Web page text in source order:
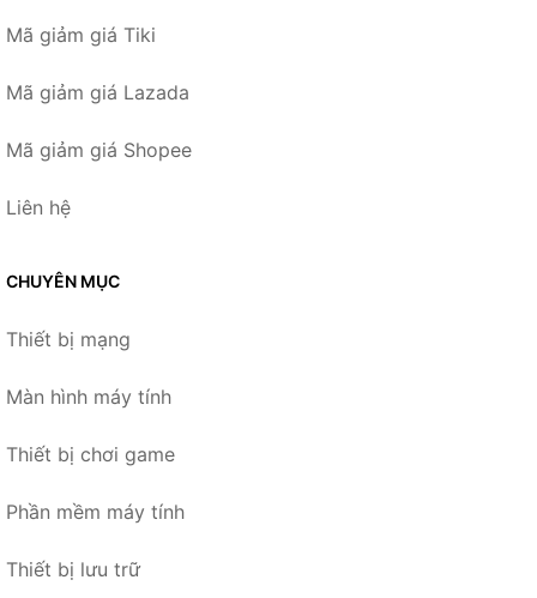
Mã giảm giá Tiki
Mã giảm giá Lazada
Mã giảm giá Shopee
Liên hệ
CHUYÊN MỤC
Thiết bị mạng
Màn hình máy tính
Thiết bị chơi game
Phần mềm máy tính
Thiết bị lưu trữ